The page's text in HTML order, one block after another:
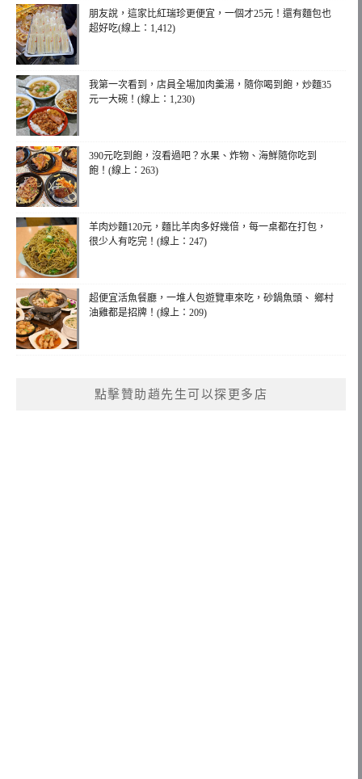
朋友說，這家比紅瑞珍更便宜，一個才25元！還有麵包也
超好吃(線上：1,412)
我第一次看到，店員全場加肉羹湯，隨你喝到飽，炒麵35
元一大碗！(線上：1,230)
390元吃到飽，沒看過吧？水果、炸物、海鮮隨你吃到
飽！(線上：263)
羊肉炒麵120元，麵比羊肉多好幾倍，每一桌都在打包，
很少人有吃完！(線上：247)
超便宜活魚餐廳，一堆人包遊覽車來吃，砂鍋魚頭、 鄉村
油雞都是招牌！(線上：209)
點擊贊助趙先生可以探更多店